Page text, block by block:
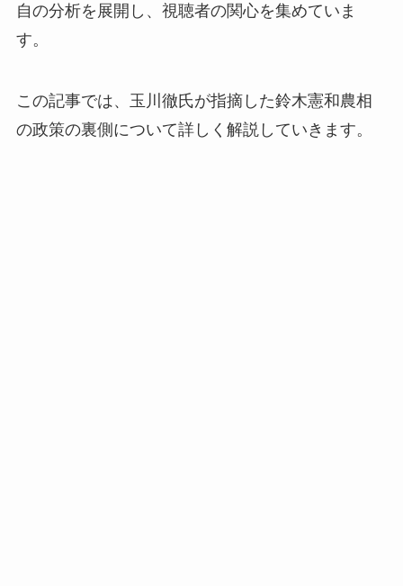
自の分析を展開し、視聴者の関心を集めていま
す。
この記事では、玉川徹氏が指摘した鈴木憲和農相
の政策の裏側について詳しく解説していきます。